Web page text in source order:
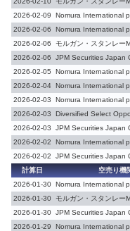
2026-02-09
Nomura International
2026-02-06
Nomura International
2026-02-06
モルガン・スタンレー
2026-02-06
JPM Securities Japan
2026-02-05
Nomura International
2026-02-04 Nomura International
2026-02-03
Nomura International
2026-02-03
Diversified Select
2026-02-03
JPM Securities Japan
2026-02-02
Nomura International
2026-02-02
JPM Securities Japan
計算日
空売り機
2026-01-30 Nomura International
2026-01-30 モルガン・スタンレー
2026-01-30 JPM Securities Japan
2026-01-29
Nomura International